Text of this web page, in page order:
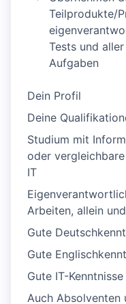
Teilprodukte/
Tests und
Aufgaben
Dein Profil
Deine
Studium mit
oder
IT
Arbeiten, allein
Gute
Gute
Gute IT-Kenntnisse
Auch Absolventen